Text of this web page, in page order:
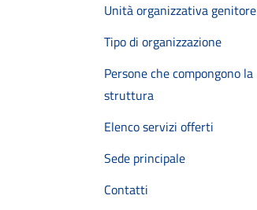
Unità organizzativa genitore
Tipo di organizzazione
Persone che compongono la
struttura
Elenco servizi offerti
Sede principale
Contatti